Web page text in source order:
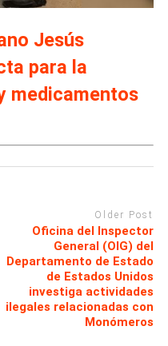
Jesús
para la
medicamentos
Older Post
Oficina del Inspector
General (OIG) del
Departamento de Estado
de Estados Unidos
investiga actividades
ilegales relacionadas con
Monómeros